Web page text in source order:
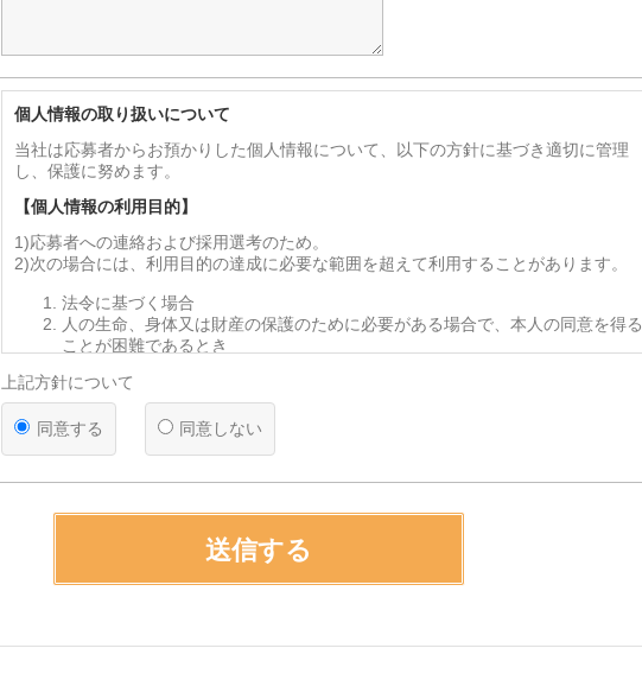
個人情報の取り扱いについて
当社は応募者からお預かりした個人情報について、以下の方針に基づき適切に管理
し、保護に努めます。
【個人情報の利用目的】
1)応募者への連絡および採用選考のため。
2)次の場合には、利用目的の達成に必要な範囲を超えて利用することがあります。
法令に基づく場合
人の生命、身体又は財産の保護のために必要がある場合で、本人の同意を得る
ことが困難であるとき
って、本人の同意を得ることが困難であるとき
国または地方公共団体等が法令に基づき業務を遂行するために協力する必要が
ある場合で、本人の同意取得が支障となるおそれがあるとき
場合がありますが、委託先に対しては適切な管理監督を行います。官公庁等から法的
手続きにより開示を求められた場合は、法令の範囲内で応募者の同意なく提供するこ
とがあります。
上記方針について
同意する 同意しない
送信する